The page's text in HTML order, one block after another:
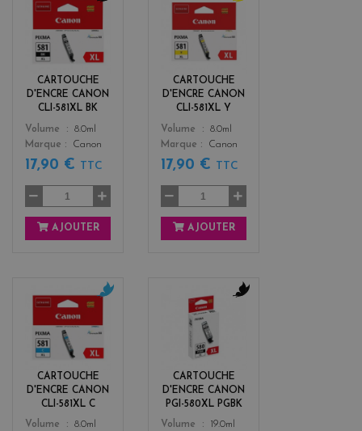
CARTOUCHE
D'ENCRE CANON
CLI-581XL BK
Color
l
c
k
Volume
8.0ml
Marque
Canon
17,90 € TTC
AJOUTER
CARTOUCHE
D'ENCRE CANON
CLI-581XL Y
Color
l
o
w
Volume
8.0ml
Marque
Canon
17,90 € TTC
AJOUTER
CARTOUCHE
D'ENCRE CANON
CLI-581XL C
Color
y
n
Volume
8.0ml
CARTOUCHE
D'ENCRE CANON
PGI-580XL PGBK
Color
k
Volume
19.0ml